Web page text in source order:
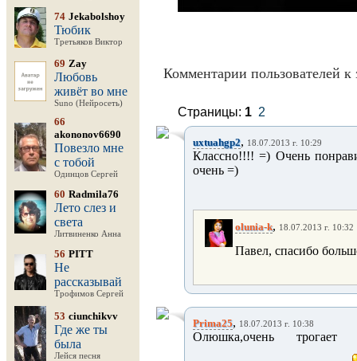
74 Jekabolshoy
Тюбик
Третьяков Виктор
69 Zay
Любовь
живёт во мне
Suno (Нейросеть)
66
akononov6690
Повезло мне
с тобой
Одинцов Сергей
60 Radmila76
Лето слез и
света
Литвиненко Анна
56 PITT
Не
рассказывай
Трофимов Сергей
53 ciunchikvv
Где же ты
была
Лейся песня
Комментарии пользователей к
Страницы: 1 2
uxtuahgp2, 18.07.2013 г. 10:29
Классно!!!! =) Очень
очень =)
olunia-k, 18.07.2013 г. 10:32
Павел, спасибо
Prima25, 18.07.2013 г. 10:38
Олюшка,очень